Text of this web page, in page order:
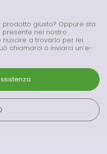
giusto? Oppure sta
nel nostro
a trovarlo per lei.
chiamarci o inviarci un’e-